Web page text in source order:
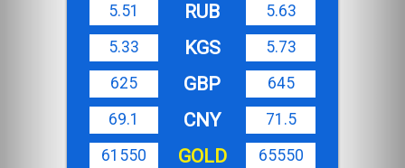
5.51
RUB
5.63
5.33
KGS
5.73
625
GBP
645
69.1
CNY
71.5
61550
GOLD 65550